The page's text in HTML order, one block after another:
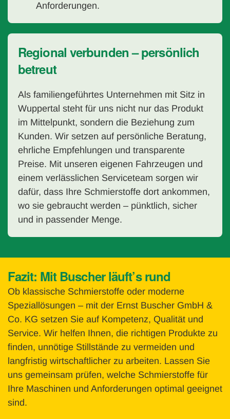
Anforderungen.
Regional verbunden – persönlich
betreut
Als familiengeführtes Unternehmen mit Sitz in
Wuppertal steht für uns nicht nur das Produkt
im Mittelpunkt, sondern die Beziehung zum
Kunden. Wir setzen auf persönliche Beratung,
ehrliche Empfehlungen und transparente
Preise. Mit unseren eigenen Fahrzeugen und
einem verlässlichen Serviceteam sorgen wir
dafür, dass Ihre Schmierstoffe dort ankommen,
wo sie gebraucht werden – pünktlich, sicher
und in passender Menge.
Fazit: Mit Buscher läuft’s rund
Ob klassische Schmierstoffe oder moderne
Speziallösungen – mit der Ernst Buscher GmbH &
Co. KG setzen Sie auf Kompetenz, Qualität und
Service. Wir helfen Ihnen, die richtigen Produkte zu
finden, unnötige Stillstände zu vermeiden und
langfristig wirtschaftlicher zu arbeiten. Lassen Sie
uns gemeinsam prüfen, welche Schmierstoffe für
Ihre Maschinen und Anforderungen optimal geeignet
sind.